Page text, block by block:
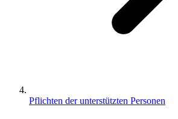
Pflichten der unterstützten Personen